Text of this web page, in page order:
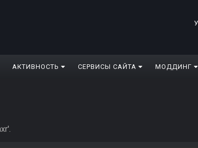
АКТИВНОСТЬ СЕРВИСЫ САЙТА МОДДИНГ